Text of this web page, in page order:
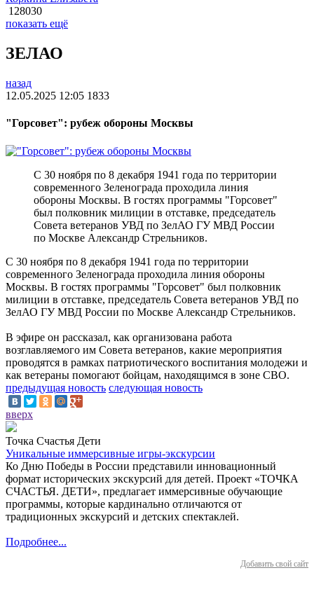
128030
показать ещё
ЗЕЛАО
назад
12.05.2025 12:05 1833
"Горсовет": рубеж обороны Москвы
С 30 ноября по 8 декабря 1941 года по территории
современного Зеленограда проходила линия
обороны Москвы. В гостях программы "Горсовет"
был полковник милиции в отставке, председатель
Совета ветеранов УВД по ЗелАО ГУ МВД России
по Москве Александр Стрельников.
С 30 ноября по 8 декабря 1941 года по территории
современного Зеленограда проходила линия обороны
Москвы. В гостях программы "Горсовет" был полковник
милиции в отставке, председатель Совета ветеранов УВД по
ЗелАО ГУ МВД России по Москве Александр Стрельников.
В эфире он рассказал, как организована работа
возглавляемого им Совета ветеранов, какие мероприятия
проводятся в рамках патриотического воспитания молодежи и
как ветераны помогают бойцам, находящимся в зоне СВО.
предыдущая новость следующая новость
вверх
Точка Счастья Дети
Уникальные иммерсивные игры-экскурсии
Ко Дню Победы в России представили инновационный
формат исторических экскурсий для детей. Проект «ТОЧКА
СЧАСТЬЯ. ДЕТИ», предлагает иммерсивные обучающие
программы, которые кардинально отличаются от
традиционных экскурсий и детских спектаклей.
Подробнее...
Добавить свой сайт